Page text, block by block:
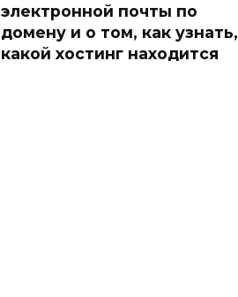
электронной почты по
домену и о том, как узнать,
какой хостинг находится